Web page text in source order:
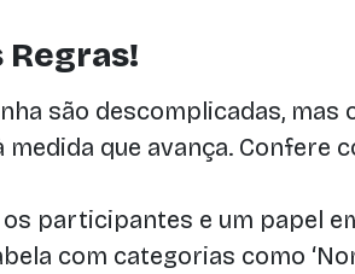
Regras!
são descomplicadas, mas
que avança. Confere
os participantes e um papel
com categorias como